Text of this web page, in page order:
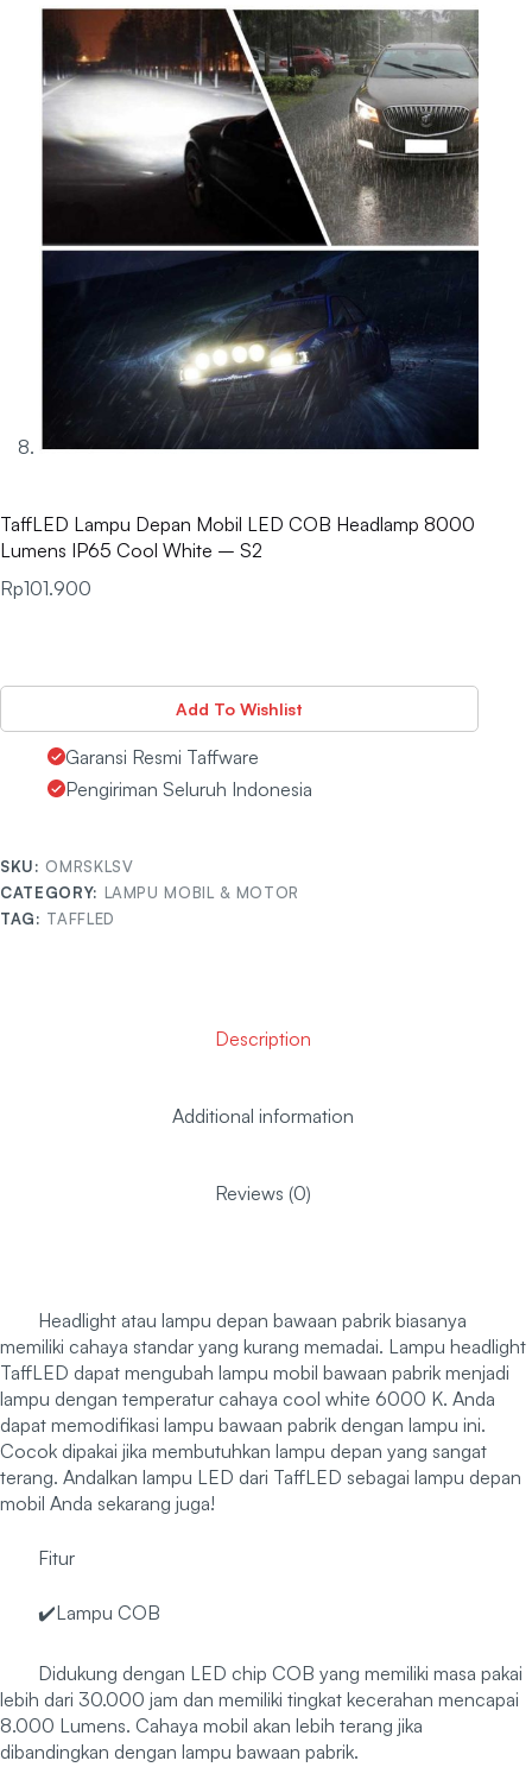
TaffLED Lampu Depan Mobil LED COB Headlamp 8000
Lumens IP65 Cool White – S2
Rp101.900
Add To Wishlist
Garansi Resmi Taffware
Pengiriman Seluruh Indonesia
SKU: OMRSKLSV
CATEGORY: LAMPU MOBIL & MOTOR
TAG: TAFFLED
Description
Additional information
Reviews (0)
Headlight atau lampu depan bawaan pabrik biasanya
memiliki cahaya standar yang kurang memadai. Lampu headlight
TaffLED dapat mengubah lampu mobil bawaan pabrik menjadi
lampu dengan temperatur cahaya cool white 6000 K. Anda
dapat memodifikasi lampu bawaan pabrik dengan lampu ini.
Cocok dipakai jika membutuhkan lampu depan yang sangat
terang. Andalkan lampu LED dari TaffLED sebagai lampu depan
mobil Anda sekarang juga!
Fitur
✔️Lampu COB
Didukung dengan LED chip COB yang memiliki masa pakai
lebih dari 30.000 jam dan memiliki tingkat kecerahan mencapai
8.000 Lumens. Cahaya mobil akan lebih terang jika
dibandingkan dengan lampu bawaan pabrik.